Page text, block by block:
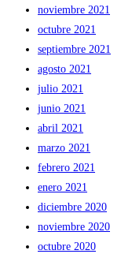
noviembre 2021
octubre 2021
septiembre 2021
agosto 2021
julio 2021
junio 2021
abril 2021
marzo 2021
febrero 2021
enero 2021
diciembre 2020
noviembre 2020
octubre 2020